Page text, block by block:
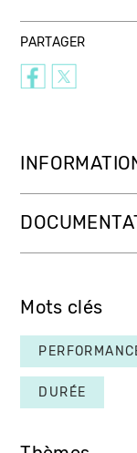
PARTAGER
Mots clés
DURÉE